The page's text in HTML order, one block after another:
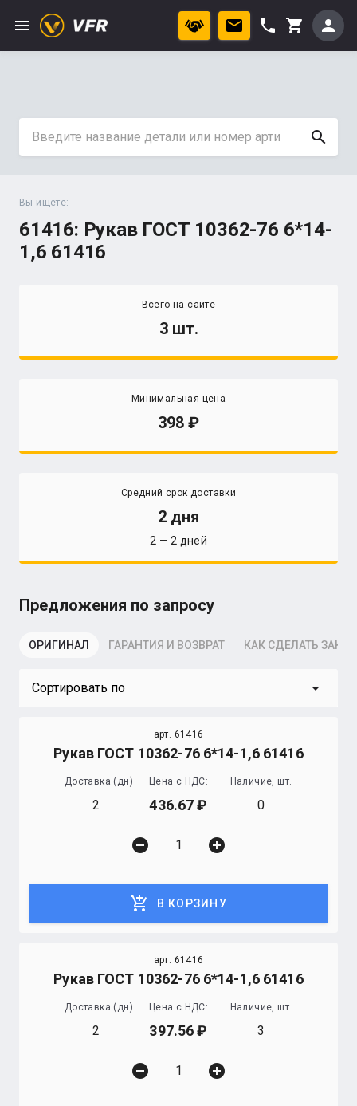
menu phone shopping_cart person
search
Вы ищете:
61416: Рукав ГОСТ 10362-76 6*14-
1,6 61416
Всего на сайте
3 шт.
Минимальная цена
398
Средний срок доставки
2 дня
2 — 2 дней
Предложения по запросу
ОРИГИНАЛ ГАРАНТИЯ И ВОЗВРАТ КАК СДЕЛАТЬ
Сортировать по arrow_drop_down
арт. 61416
Рукав ГОСТ 10362-76 6*14-1,6 61416
Доставка (дн)
2
Цена с НДС:
436.67
Наличие, шт.
0
remove_circle add_circle
add_shopping_cart В КОРЗИНУ
арт. 61416
Рукав ГОСТ 10362-76 6*14-1,6 61416
Доставка (дн)
2
Цена с НДС:
397.56
Наличие, шт.
3
remove_circle add_circle